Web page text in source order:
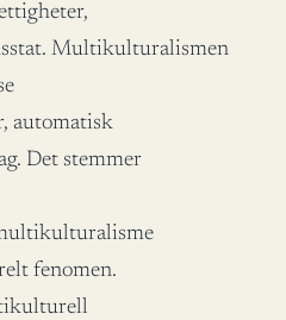
Multikulturalismen
automatisk
Det stemmer
fenomen.